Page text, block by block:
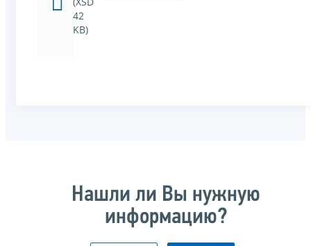
42
KB)
Нашли ли Вы нужную
информацию?